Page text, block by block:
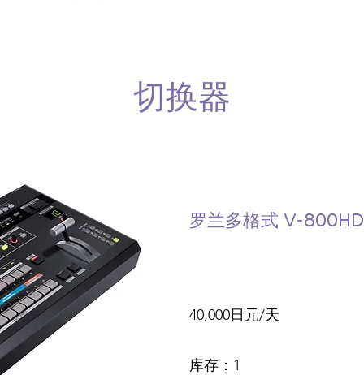
​切换器
罗兰多格式 V-800HD
40,000日元/天
​库存：1